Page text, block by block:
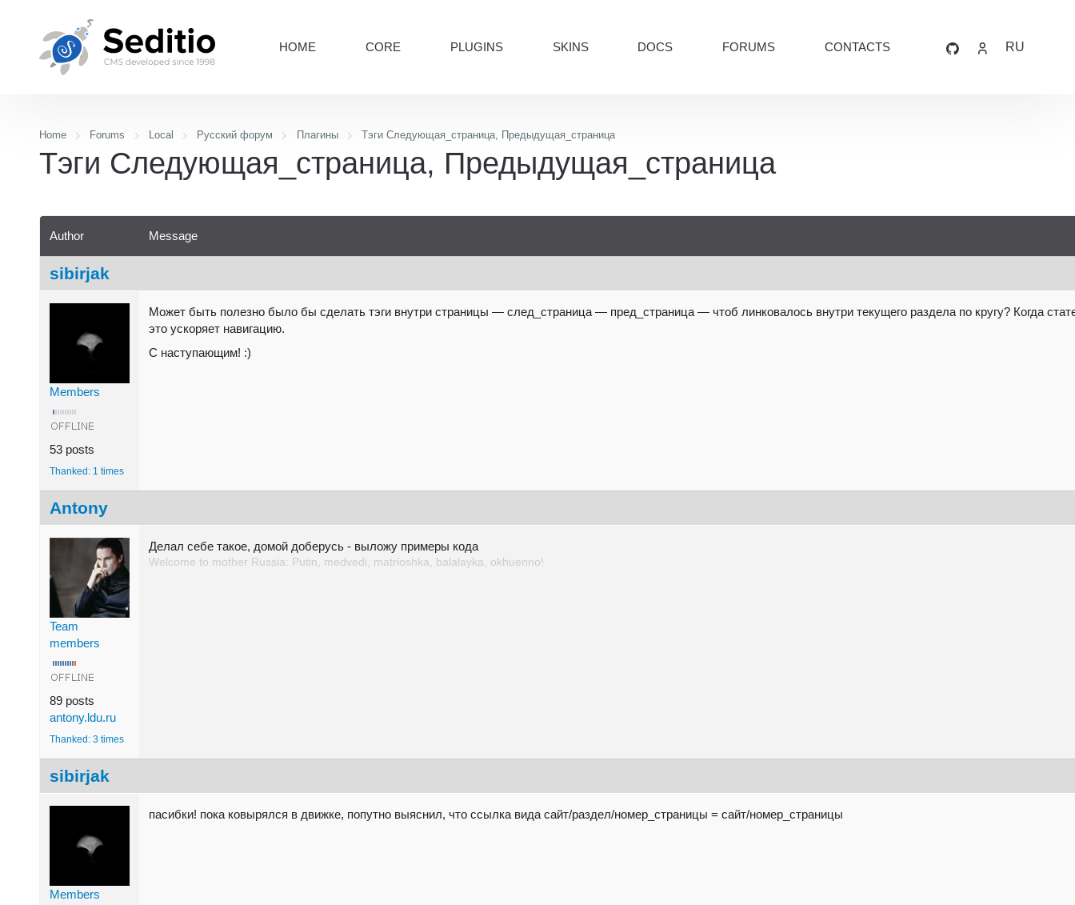
HOME CORE PLUGINS SKINS DOCS FORUMS CONTACTS RU
Home Forums Local Русский форум Плагины Тэги Следующая_страница, Предыдущая_страница
Тэги Следующая_страница, Предыдущая_страница
Author Message
sibirjak
Members
53 posts
Thanked: 1 times
Может быть полезно было бы сделать тэги внутри страницы — след_страница — пред_страница — чтоб линковалось внутри текущего раздела по кругу? Когда
это ускоряет навигацию.
С наступающим! :)
Antony
Team
members
89 posts
antony.ldu.ru
Thanked: 3 times
Делал себе такое, домой доберусь - выложу примеры кода
Welcome to mother Russia: Putin, medvedi, matrioshka, balalayka, okhuenno!
sibirjak
Members
пасибки! пока ковырялся в движке, попутно выяснил, что ссылка вида сайт/раздел/номер_страницы = сайт/номер_страницы